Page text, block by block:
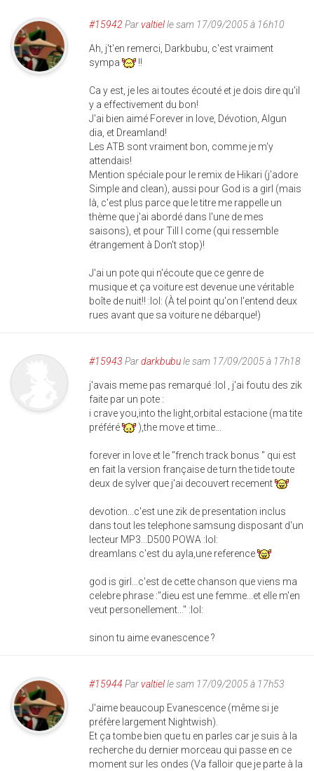
#15942 Parvaltielle sam 17/09/2005 à 16h10
Ah, j't'en remerci, Darkbubu, c'est vraiment
sympa
!!
Ca y est, je les ai toutes écouté et je dois dire qu'il
y a effectivement du bon!
J'ai bien aimé Forever in love, Dévotion, Algun
dia, et Dreamland!
Les ATB sont vraiment bon, comme je m'y
attendais!
Mention spéciale pour le remix de Hikari (j'adore
Simple and clean), aussi pour God is a girl (mais
là, c'est plus parce que le titre me rappelle un
thème que j'ai abordé dans l'une de mes
saisons), et pour Till I come (qui ressemble
étrangement à Don't stop)!
J'ai un pote qui n'écoute que ce genre de
musique et ça voiture est devenue une véritable
boîte de nuit!! :lol: (À tel point qu'on l'entend deux
rues avant que sa voiture ne débarque!)
#15943 Pardarkbubule sam 17/09/2005 à 17h18
j'avais meme pas remarqué :lol , j'ai foutu des zik
faite par un pote :
i crave you,into the light,orbital estacione (ma tite
préféré
),the move et time...
forever in love et le "french track bonus " qui est
en fait la version française de turn the tide toute
deux de sylver que j'ai decouvert recement
devotion...c'est une zik de presentation inclus
dans tout les telephone samsung disposant d'un
lecteur MP3...D500 POWA :lol:
dreamlans c'est du ayla,une reference
god is girl...c'est de cette chanson que viens ma
celebre phrase :"dieu est une femme...et elle m'en
veut personellement..." :lol:
sinon tu aime evanescence ?
#15944 Parvaltielle sam 17/09/2005 à 17h53
J'aime beaucoup Evanescence (même si je
préfère largement Nightwish).
Et ça tombe bien que tu en parles car je suis à la
recherche du dernier morceau qui passe en ce
moment sur les ondes (Va falloir que je parte à la